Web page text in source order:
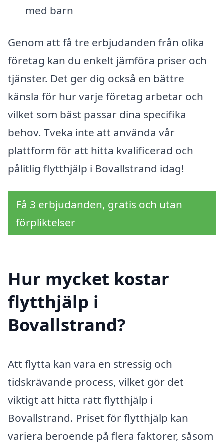
med barn
Genom att få tre erbjudanden från olika
företag kan du enkelt jämföra priser och
tjänster. Det ger dig också en bättre
känsla för hur varje företag arbetar och
vilket som bäst passar dina specifika
behov. Tveka inte att använda vår
plattform för att hitta kvalificerad och
pålitlig flytthjälp i Bovallstrand idag!
Få 3 erbjudanden, gratis och utan
förpliktelser
Hur mycket kostar
flytthjälp i
Bovallstrand?
Att flytta kan vara en stressig och
tidskrävande process, vilket gör det
viktigt att hitta rätt flytthjälp i
Bovallstrand. Priset för flytthjälp kan
variera beroende på flera faktorer, såsom